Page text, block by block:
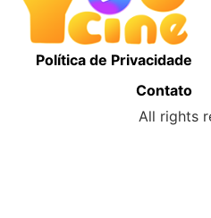
Política de Privacidade
Contato
All rights